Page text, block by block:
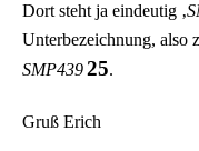
Dort steht ja eindeutig ‚
Unterbezeichnung, also
SMP43925.
Gruß Erich